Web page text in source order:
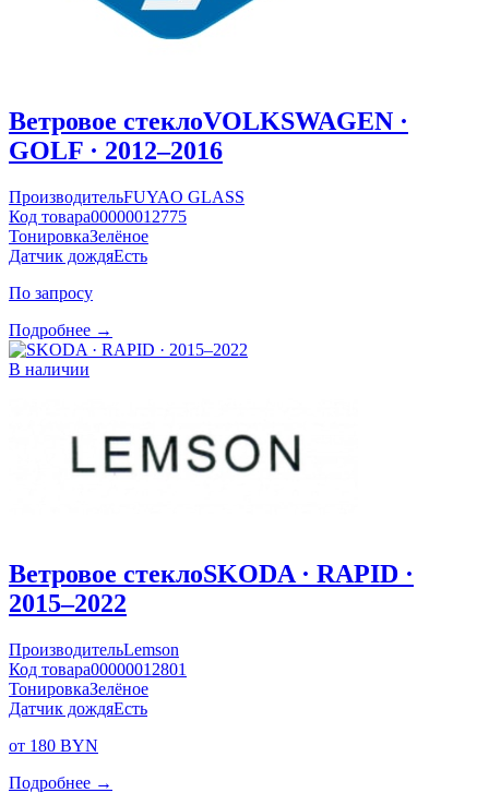
Ветровое стеклоVOLKSWAGEN ·
GOLF · 2012–2016
ПроизводительFUYAO GLASS
Код товара00000012775
ТонировкаЗелёное
Датчик дождяЕсть
По запросу
Подробнее →
В наличии
Ветровое стеклоSKODA · RAPID ·
2015–2022
ПроизводительLemson
Код товара00000012801
ТонировкаЗелёное
Датчик дождяЕсть
от 180 BYN
Подробнее →